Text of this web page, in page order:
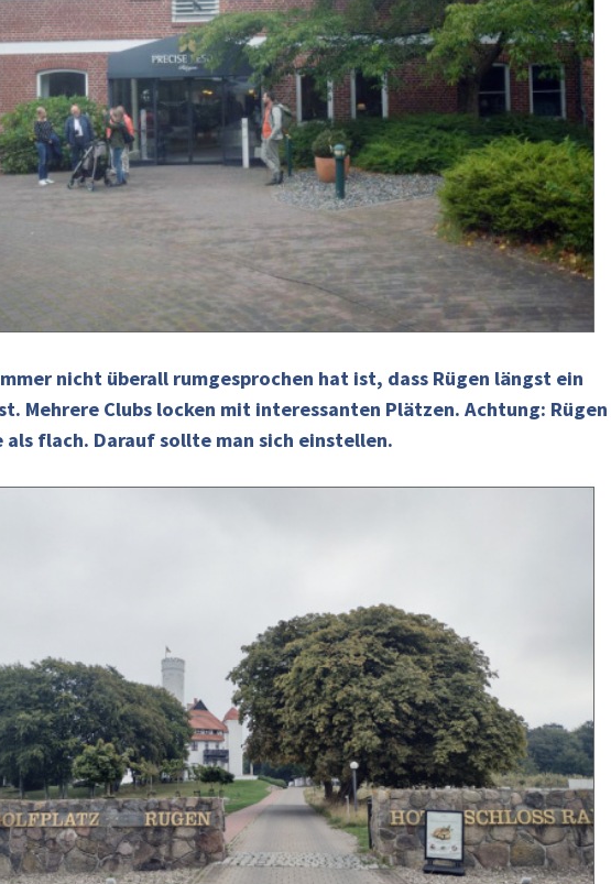
nicht überall rumgesprochen hat ist, dass Rügen längst ein
Mehrere Clubs locken mit interessanten Plätzen. Achtung: Rügen
als flach. Darauf sollte man sich einstellen.